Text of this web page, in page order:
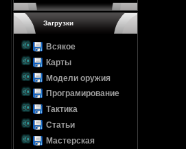
Загрузки
Всякое
Карты
Модели оружия
Програмирование
Тактика
Статьи
Мастерская